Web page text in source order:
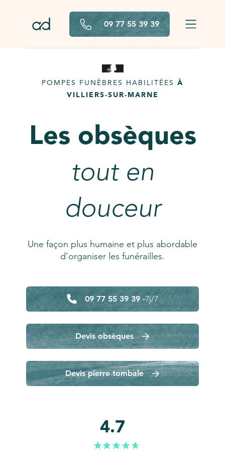
09 77 55 39 39
POMPES FUNÈBRES HABILITÉES À
VILLIERS-SUR-MARNE
Les obsèques
tout en
douceur
Une façon plus humaine et plus abordable
d'organiser les funérailles.
09 77 55 39 39 -7j/7
Devis obsèques
Devis pierre tombale
4.7